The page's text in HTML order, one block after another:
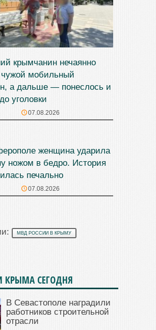
крымчанин нечаянно
чужой мобильный
а дальше — понеслось и
уголовки
07.08.2026
женщина ударила
ножом в бедро. История
печально
07.08.2026
МВД РОССИИ В КРЫМУ
КРЫМА СЕГОДНЯ
В Севастополе наградили
работников строительной
отрасли